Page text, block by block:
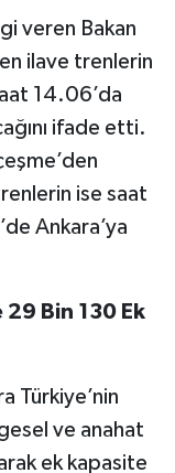
veren Bakan
ilave trenlerin
14.06’da
ifade etti.
ise saat
Ankara’ya
Bin 130 Ek
Türkiye’nin
ve anahat
ek kapasite